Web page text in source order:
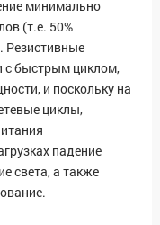
минимально
(т.е. 50%
Резистивные
с быстрым циклом,
и поскольку на
циклы,
падение
света, а также